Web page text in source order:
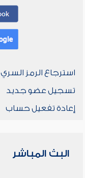
استرجاع الرمز السري
تسجيل عضو جديد
إعادة تفعيل حساب
البث المباشر